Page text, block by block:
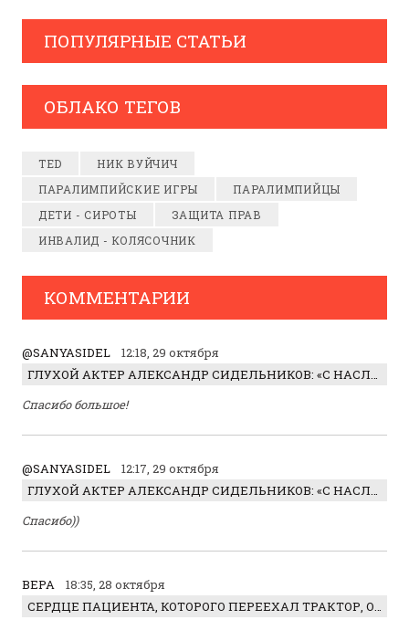
ПОПУЛЯРНЫЕ СТАТЬИ
ОБЛАКО ТЕГОВ
TED
НИК ВУЙЧИЧ
ПАРАЛИМПИЙСКИЕ ИГРЫ
ПАРАЛИМПИЙЦЫ
ДЕТИ - СИРОТЫ
ЗАЩИТА ПРАВ
ИНВАЛИД - КОЛЯСОЧНИК
КОММЕНТАРИИ
@SANYASIDEL
12:18, 29 октября
ГЛУХОЙ АКТЕР АЛЕКСАНДР СИДЕЛЬНИКОВ: «С НАСЛАЖДЕНИЕМ ИГРАЛ ОТРИЦАТЕЛЬНОГО ГЕРОЯ!»
Спасибо большое!
@SANYASIDEL
12:17, 29 октября
ГЛУХОЙ АКТЕР АЛЕКСАНДР СИДЕЛЬНИКОВ: «С НАСЛАЖДЕНИЕМ ИГРАЛ ОТРИЦАТЕЛЬНОГО ГЕРОЯ!»
Спасибо))
ВЕРА
18:35, 28 октября
СЕРДЦЕ ПАЦИЕНТА, КОТОРОГО ПЕРЕЕХАЛ ТРАКТОР, ОБНАРУЖИЛИ… В ЖИВОТЕ